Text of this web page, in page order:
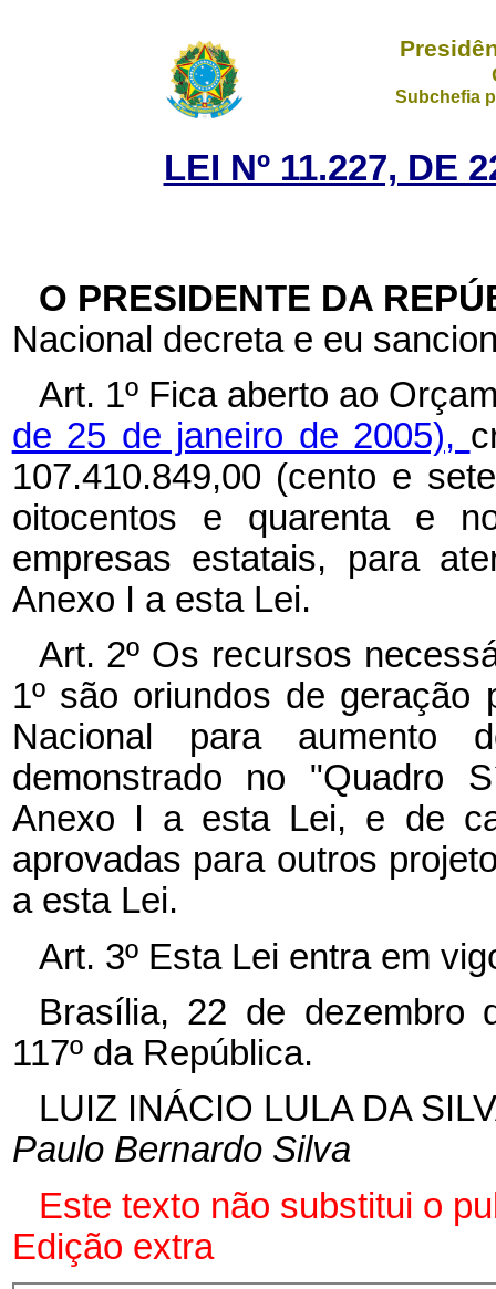
Subchefia
LEI Nº 11.227, DE
O PRESIDENTE DA
Nacional decreta e eu
Art. 1º Fica aberto ao
de 25 de janeiro de 2005),
107.410.849,00 (cento e
oitocentos e quarenta e
empresas estatais, para
Anexo I a esta Lei.
Art. 2º Os recursos
1º são oriundos de geração
Nacional para aumento
demonstrado no "Quadro
Anexo I a esta Lei, e de
aprovadas para outros
a esta Lei.
Art. 3º Esta Lei entra em
Brasília, 22 de dezembro
117º da República.
LUIZ INÁCIO LULA DA
Paulo Bernardo Silva
Este texto não substitui o
Edição extra